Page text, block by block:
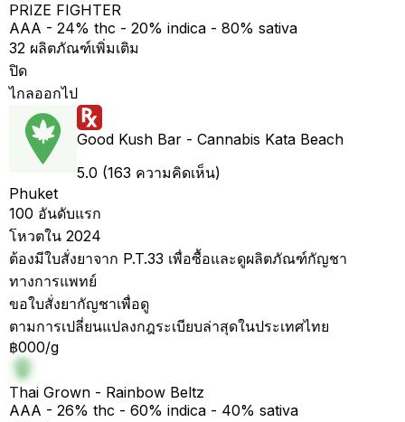
PRIZE FIGHTER
AAA - 24% thc - 20% indica - 80% sativa
32 ผลิตภัณฑ์เพิ่มเติม
ปิด
ไกลออกไป
Good Kush Bar - Cannabis Kata Beach
5.0 (163 ความคิดเห็น)
Phuket
100 อันดับแรก
โหวตใน 2024
ต้องมีใบสั่งยาจาก P.T.33 เพื่อซื้อและดูผลิตภัณฑ์กัญชา
ทางการแพทย์
ขอใบสั่งยากัญชาเพื่อดู
ตามการเปลี่ยนแปลงกฎระเบียบล่าสุดในประเทศไทย
฿000/g
Thai Grown - Rainbow Beltz
AAA - 26% thc - 60% indica - 40% sativa